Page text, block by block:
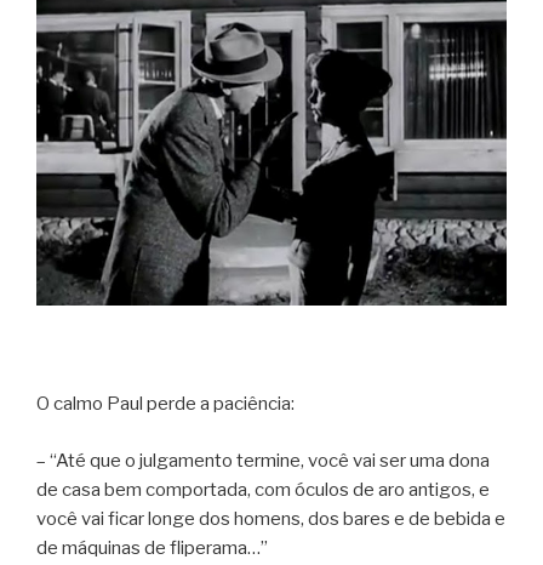
O calmo Paul perde a paciência:
– “Até que o julgamento termine, você vai ser uma dona
de casa bem comportada, com óculos de aro antigos, e
você vai ficar longe dos homens, dos bares e de bebida e
de máquinas de fliperama…”